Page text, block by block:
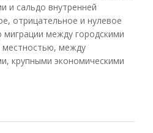
и сальдо внутренней
отрицательное и нулевое
миграции между городскими
местностью, между
крупными экономическими